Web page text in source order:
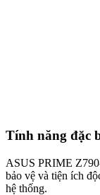
Tính năng đặc
ASUS PRIME
bảo vệ và tiện ích
hệ thống.